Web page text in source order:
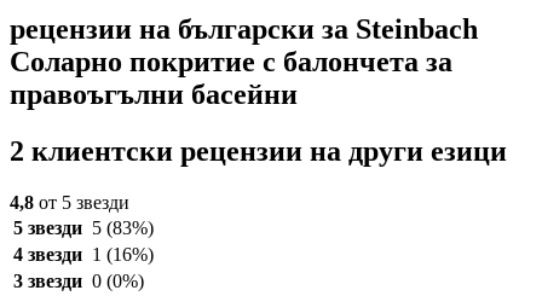
рецензии на български за Steinbach
Соларно покритие с балончета за
правоъгълни басейни
2 клиентски рецензии на други езици
4,8 от 5 звезди
5 звезди 5 (83%)
4 звезди 1 (16%)
3 звезди 0 (0%)